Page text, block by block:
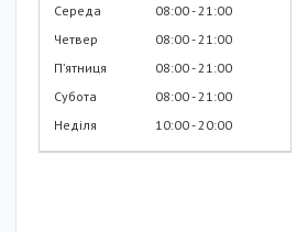
Середа
08:00 21:00
Четвер
08:00 21:00
Пʼятниця
08:00 21:00
Субота
08:00 21:00
Неділя
10:00 20:00